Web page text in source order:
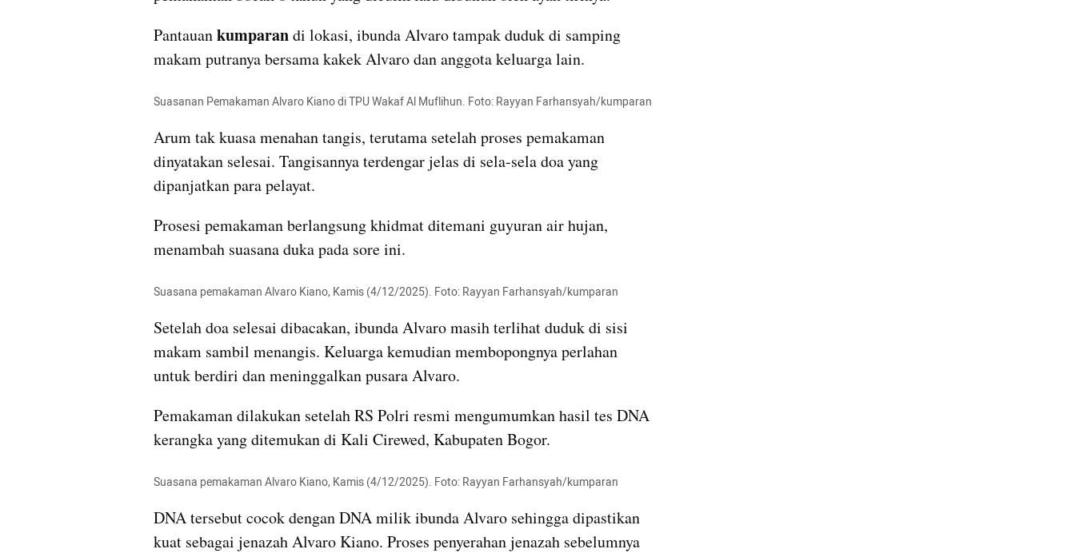
Pantauan kumparan di lokasi, ibunda Alvaro tampak duduk di samping
makam putranya bersama kakek Alvaro dan anggota keluarga lain.
Suasanan Pemakaman Alvaro Kiano di TPU Wakaf Al Muflihun. Foto: Rayyan Farhansyah/kumparan
Arum tak kuasa menahan tangis, terutama setelah proses pemakaman
dinyatakan selesai. Tangisannya terdengar jelas di sela-sela doa yang
dipanjatkan para pelayat.
Prosesi pemakaman berlangsung khidmat ditemani guyuran air hujan,
menambah suasana duka pada sore ini.
Suasana pemakaman Alvaro Kiano, Kamis (4/12/2025). Foto: Rayyan Farhansyah/kumparan
Setelah doa selesai dibacakan, ibunda Alvaro masih terlihat duduk di sisi
makam sambil menangis. Keluarga kemudian membopongnya perlahan
untuk berdiri dan meninggalkan pusara Alvaro.
Pemakaman dilakukan setelah RS Polri resmi mengumumkan hasil tes DNA
kerangka yang ditemukan di Kali Cirewed, Kabupaten Bogor.
Suasana pemakaman Alvaro Kiano, Kamis (4/12/2025). Foto: Rayyan Farhansyah/kumparan
DNA tersebut cocok dengan DNA milik ibunda Alvaro sehingga dipastikan
kuat sebagai jenazah Alvaro Kiano. Proses penyerahan jenazah sebelumnya